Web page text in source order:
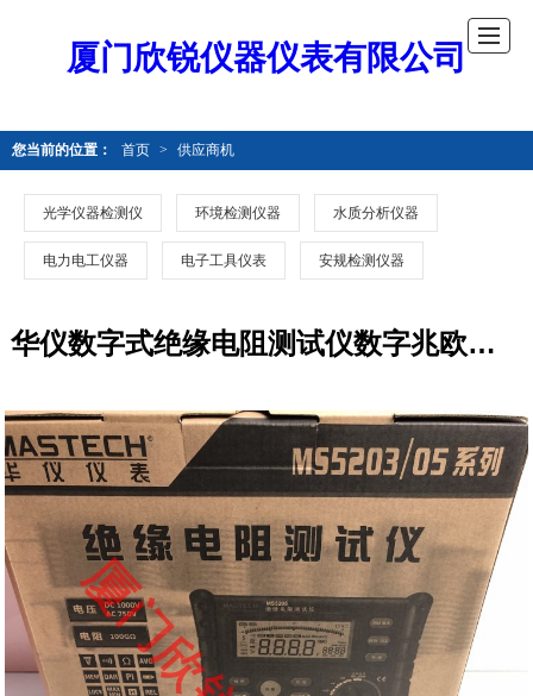
厦门欣锐仪器仪表有限公司
您当前的位置： 首页 > 供应商机
光学仪器检测仪 环境检测仪器 水质分析仪器
电力电工仪器 电子工具仪表 安规检测仪器
华仪数字式绝缘电阻测试仪数字兆欧表MS5203